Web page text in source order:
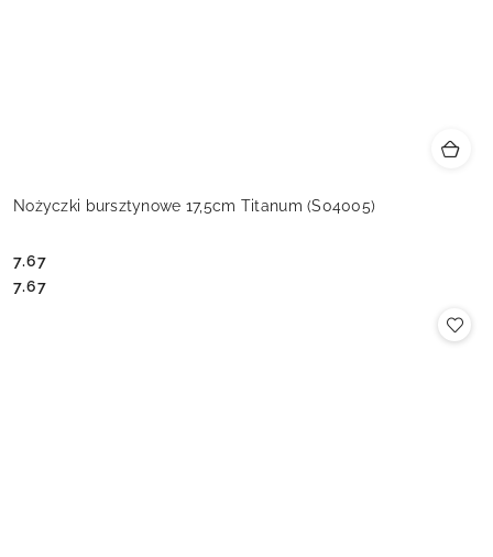
Nożyczki bursztynowe 17,5cm Titanum (S04005)
Cena:
7.67
Cena:
7.67